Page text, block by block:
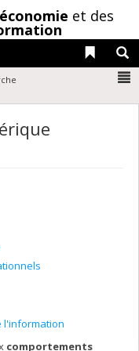
et des
Liens
l'information
comportements